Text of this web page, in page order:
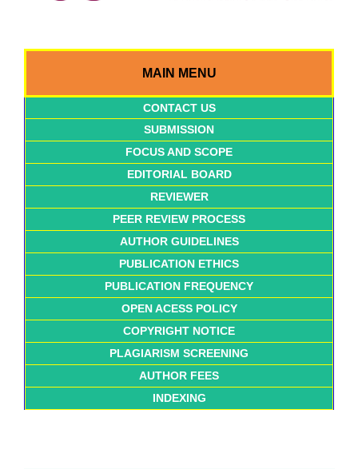
MAIN MENU
CONTACT US
SUBMISSION
FOCUS AND SCOPE
EDITORIAL BOARD
REVIEWER
PEER REVIEW PROCESS
AUTHOR GUIDELINES
PUBLICATION ETHICS
PUBLICATION FREQUENCY
OPEN ACESS POLICY
COPYRIGHT NOTICE
PLAGIARISM SCREENING
AUTHOR FEES
INDEXING